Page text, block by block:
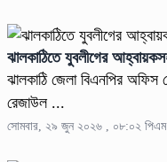
ঝালকাঠিতে যুবলীগের
ঝালকাঠি জেলা বিএনপির অফিস
রেজাউল ...
সোমবার, ২৯ জুন ২০২৬ , ০৮:০২ পিএম